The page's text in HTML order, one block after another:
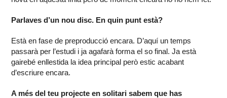
Parlaves d’un nou disc. En quin punt està?
Està en fase de preproducció encara. D’aquí un temps
passarà per l’estudi i ja agafarà forma el so final. Ja està
gairebé enllestida la idea principal però estic acabant
d’escriure encara.
A més del teu projecte en solitari sabem que has